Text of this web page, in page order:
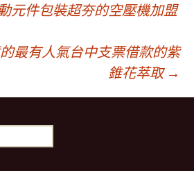
元件包裝超夯的空壓機加盟
最有人氣台中支票借款的紫
錐花萃取 →